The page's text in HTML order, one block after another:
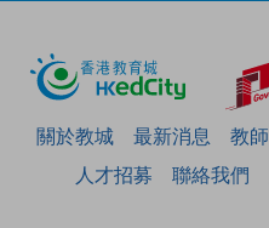
關於教城 最新消息 教師
人才招募
聯絡我們